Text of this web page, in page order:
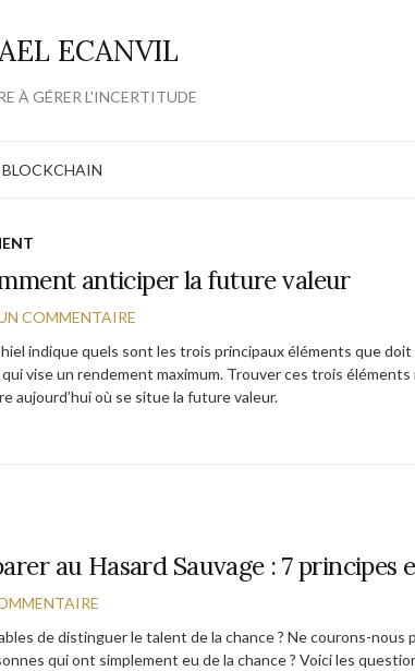
ECANVIL
À GÉRER L'INCERTITUDE
BLOCKCHAIN
anticiper la future valeur
COMMENTAIRE
indique quels sont les trois principaux éléments que
vise un rendement maximum. Trouver ces trois
aujourd’hui où se situe la future valeur.
au Hasard Sauvage : 7 principes
de distinguer le talent de la chance ? Ne courons-nous
qui ont simplement eu de la chance ? Voici les